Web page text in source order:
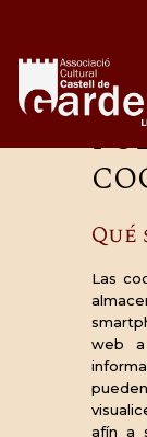
INICI
ELS
QUI
Las
web
afín a